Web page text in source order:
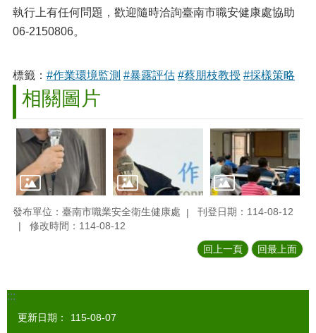
執行上有任何問題，歡迎隨時洽詢臺南市職安健康處協助
06-2150806。
標籤： #作業環境監測 #暴露評估 #蔡朋枝教授 #採樣策略
相關圖片
發布單位：臺南市職業安全衛生健康處
刊登日期：114-08-12
修改時間：114-08-12
回上一頁 回最上面
:::
更新日期：
115-08-07